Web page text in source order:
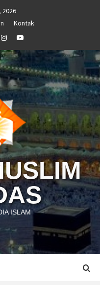
2026
Kontak
InstagramYoutube
ISLAM